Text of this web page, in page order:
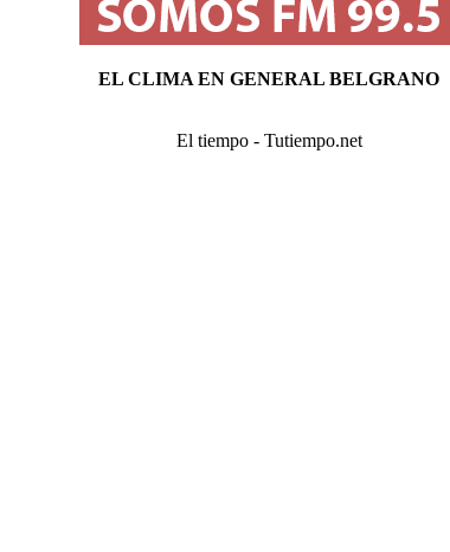
EL CLIMA EN GENERAL BELGRANO
El tiempo - Tutiempo.net